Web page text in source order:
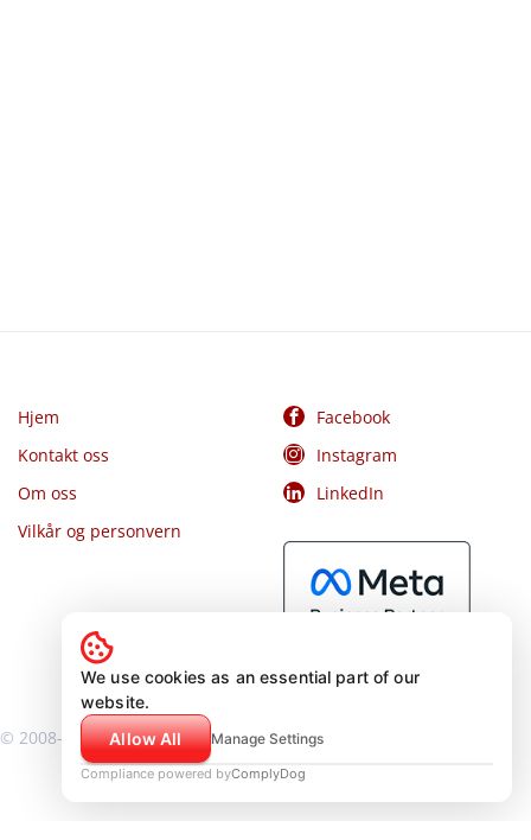
Hjem
Kontakt oss
Om oss
Vilkår og personvern
Facebook
Instagram
LinkedIn
© 2008-2026Riksmedia AS
We use cookies as an essential part of our
website.
Allow All
Manage Settings
Compliance powered byComplyDog